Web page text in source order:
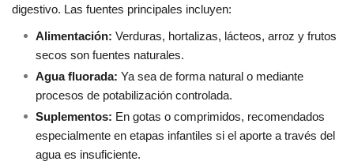
digestivo. Las fuentes principales incluyen:
Alimentación: Verduras, hortalizas, lácteos, arroz y frutos
secos son fuentes naturales.
Agua fluorada: Ya sea de forma natural o mediante
procesos de potabilización controlada.
Suplementos: En gotas o comprimidos, recomendados
especialmente en etapas infantiles si el aporte a través del
agua es insuficiente.